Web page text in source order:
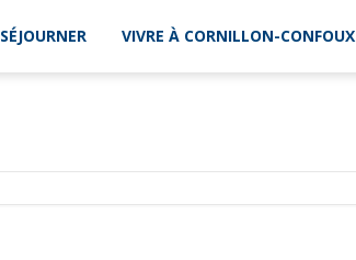
SÉJOURNER VIVRE À CORNILLON-CONFOUX